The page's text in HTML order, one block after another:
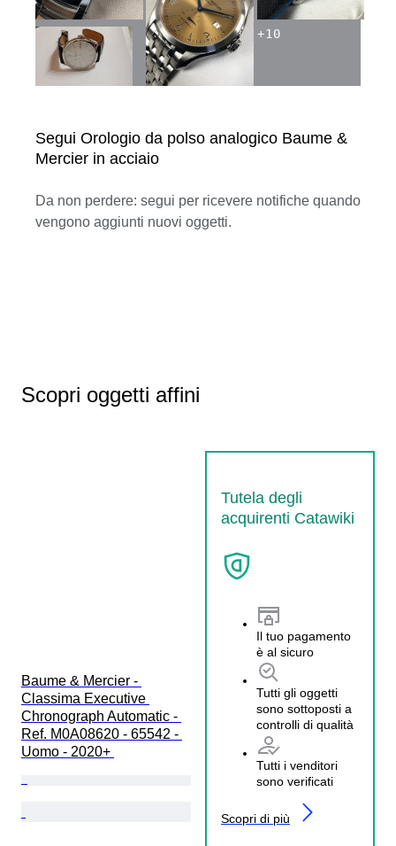
Segui Orologio da polso analogico Baume &
Mercier in acciaio
Da non perdere: segui per ricevere notifiche quando
vengono aggiunti nuovi oggetti.
+10
Scopri oggetti affini
Tutela degli
acquirenti Catawiki
Il tuo pagamento
è al sicuro
Tutti gli oggetti
sono sottoposti a
controlli di qualità
Tutti i venditori
sono verificati
Scopri di più
Baume & Mercier -
Classima Executive
Chronograph Automatic -
Ref. M0A08620 - 65542 -
Uomo - 2020+